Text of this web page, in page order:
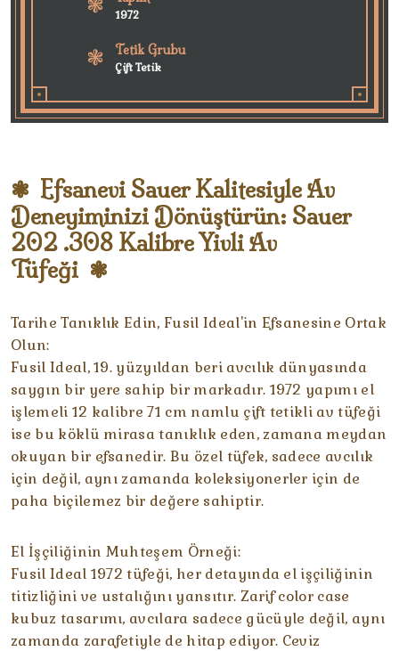
1972
Tetik Grubu
Çift Tetik
Efsanevi Sauer Kalitesiyle Av
Deneyiminizi Dönüştürün: Sauer
202 .308 Kalibre Yivli Av
Tüfeği
Tarihe Tanıklık Edin, Fusil Ideal'in Efsanesine Ortak
Olun:
Fusil Ideal, 19. yüzyıldan beri avcılık dünyasında
saygın bir yere sahip bir markadır. 1972 yapımı el
işlemeli 12 kalibre 71 cm namlu çift tetikli av tüfeği
ise bu köklü mirasa tanıklık eden, zamana meydan
okuyan bir efsanedir. Bu özel tüfek, sadece avcılık
için değil, aynı zamanda koleksiyonerler için de
paha biçilemez bir değere sahiptir.
El İşçiliğinin Muhteşem Örneği:
Fusil Ideal 1972 tüfeği, her detayında el işçiliğinin
titizliğini ve ustalığını yansıtır. Zarif color case
kubuz tasarımı, avcılara sadece gücüyle değil, aynı
zamanda zarafetiyle de hitap ediyor. Ceviz